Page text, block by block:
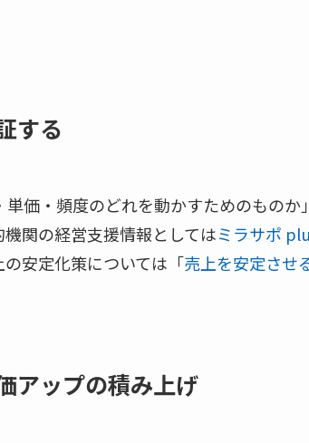
する
価・頻度のどれを動かすためのもの
関の経営支援情報としてはミラサポ
安定化策については「売上を安定させ
アップの積み上げ